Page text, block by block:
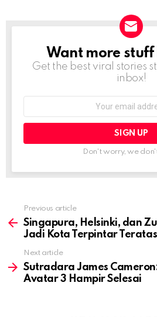
NEWSLETTER
Want more
Get the best viral stories
inbox!
Don't worry, we
more
Previous article
Singapura, Helsinki, dan
Jadi Kota Terpintar
Next article
Sutradara James
Avatar 3 Hampir Selesai